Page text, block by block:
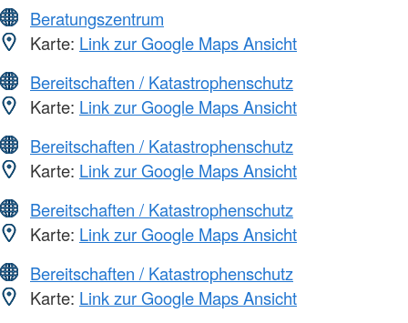
Beratungszentrum
Karte: Link zur Google Maps Ansicht
Bereitschaften / Katastrophenschutz
Karte: Link zur Google Maps Ansicht
Bereitschaften / Katastrophenschutz
Karte: Link zur Google Maps Ansicht
Bereitschaften / Katastrophenschutz
Karte: Link zur Google Maps Ansicht
Bereitschaften / Katastrophenschutz
Karte: Link zur Google Maps Ansicht